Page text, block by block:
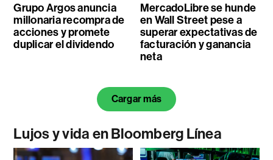
Grupo Argos anuncia
millonaria recompra de
acciones y promete
duplicar el dividendo
MercadoLibre se hunde
en Wall Street pese a
superar expectativas de
facturación y ganancia
neta
Cargar más
Lujos y vida en Bloomberg Línea